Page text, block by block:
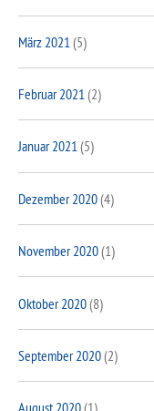
März 2021 (5)
Februar 2021(2)
Januar 2021(5)
Dezember 2020(4)
November 2020(1)
Oktober 2020(8)
September 2020(2)